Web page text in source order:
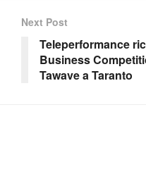
Next Post
Teleperformance
Business
Tawave a Taranto